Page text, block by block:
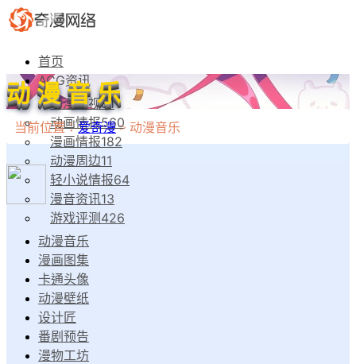
首页
ACG资讯
动漫影视81
动画情报560
漫画情报182
动漫周边11
轻小说情报64
漫音资讯13
游戏评测426
动漫音乐
漫画图集
卡通头像
动漫壁纸
设计匠
番剧预告
漫物工坊
动漫音乐
当前位置：爱奇漫> 动漫音乐